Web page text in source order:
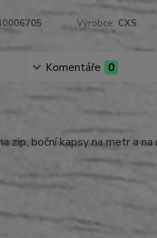
Výrobce: CXS
Komentáře 0
zip, boční kapsy na metr a